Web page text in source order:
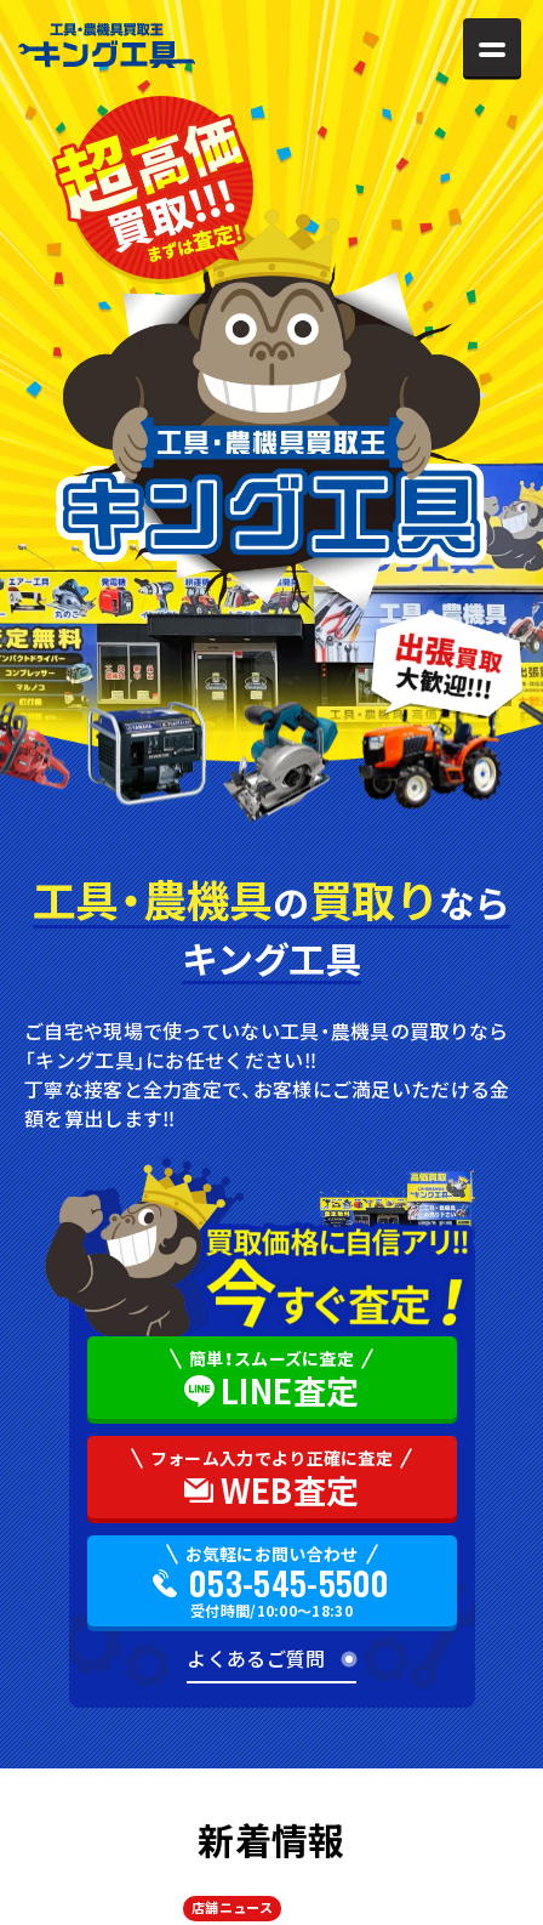
工具・農機具の買取りなら
キング工具
ご自宅や現場で使っていない工具・農機具の買取りなら
「キング工具」にお任せください‼︎
丁寧な接客と全力査定で、お客様にご満足いただける金
額を算出します‼︎
簡単！スムーズに査定
LINE査定
フォーム入力でより正確に査定
WEB査定
お気軽にお問い合わせ
053-545-5500
受付時間/10:00〜18:30
よくあるご質問
新着情報
店舗ニュース